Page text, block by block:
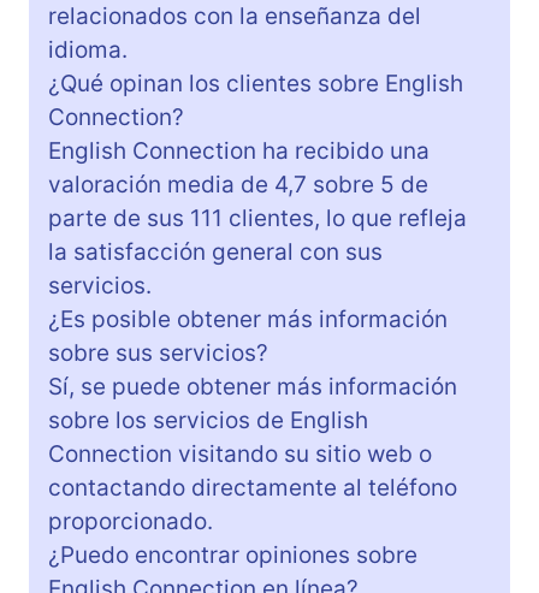
relacionados con la enseñanza del
idioma.
¿Qué opinan los clientes sobre English
Connection?
English Connection ha recibido una
valoración media de 4,7 sobre 5 de
parte de sus 111 clientes, lo que refleja
la satisfacción general con sus
servicios.
¿Es posible obtener más información
sobre sus servicios?
Sí, se puede obtener más información
sobre los servicios de English
Connection visitando su sitio web o
contactando directamente al teléfono
proporcionado.
¿Puedo encontrar opiniones sobre